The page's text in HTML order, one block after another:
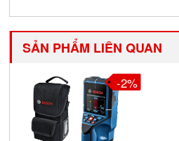
SẢN PHẨM LIÊN QUAN
-2%